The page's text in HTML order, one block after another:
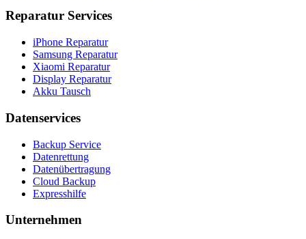
Reparatur Services
iPhone Reparatur
Samsung Reparatur
Xiaomi Reparatur
Display Reparatur
Akku Tausch
Datenservices
Backup Service
Datenrettung
Datenübertragung
Cloud Backup
Expresshilfe
Unternehmen